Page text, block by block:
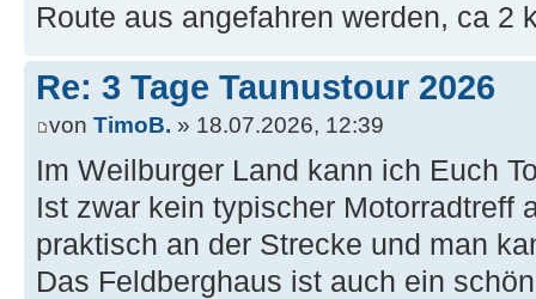
Route aus angefahren werden, ca 2
Re: 3 Tage Taunustour 2026
von TimoB. » 18.07.2026, 12:39
Im Weilburger Land kann ich Euch
Ist zwar kein typischer Motorradtreff
praktisch an der Strecke und man
Das Feldberghaus ist auch ein